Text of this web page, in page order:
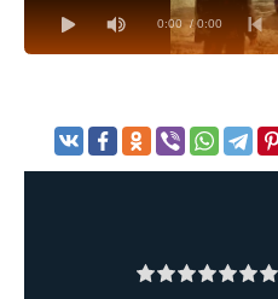
0:00 / 0:00